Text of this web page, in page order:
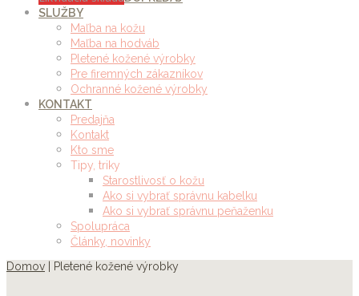
SLUŽBY
Maľba na kožu
Maľba na hodváb
Pletené kožené výrobky
Pre firemných zákazníkov
Ochranné kožené výrobky
KONTAKT
Predajňa
Kontakt
Kto sme
Tipy, triky
Starostlivosť o kožu
Ako si vybrať správnu kabelku
Ako si vybrať správnu peňaženku
Spolupráca
Články, novinky
Domov
Pletené kožené výrobky